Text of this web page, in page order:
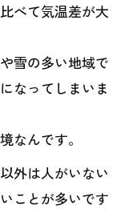
べて気温差が大
雪の多い地域で
なってしまいま
なんです。
外は人がいない
ことが多いです